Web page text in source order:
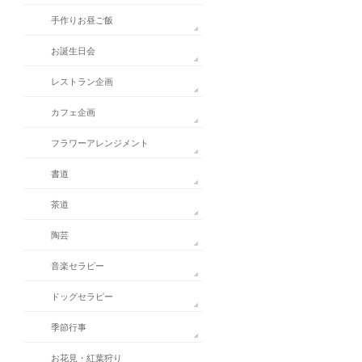
手作りお昼ご飯
お誕生日会
レストラン企画
カフェ企画
フラワーアレンジメント
書道
茶道
陶芸
音楽セラピー
ドッグセラピー
季節行事
お花見・紅葉狩り